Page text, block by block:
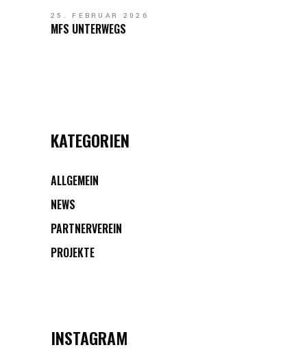
25. FEBRUAR 2026
MFS UNTERWEGS
KATEGORIEN
ALLGEMEIN
NEWS
PARTNERVEREIN
PROJEKTE
INSTAGRAM